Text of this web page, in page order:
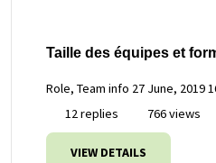
Taille des équipes et
Role, Team info 27 June, 2019
12 replies
766 views
VIEW DETAILS